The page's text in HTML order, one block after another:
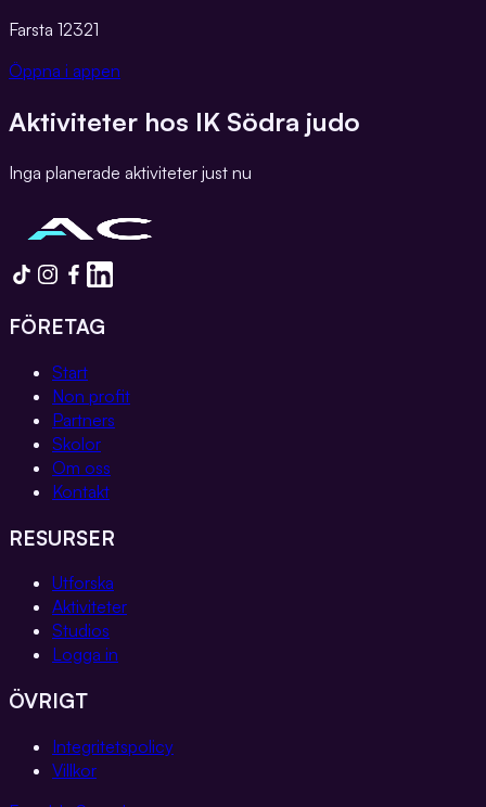
Farsta 12321
Öppna i appen
Aktiviteter hos IK Södra judo
Inga planerade aktiviteter just nu
FÖRETAG
Start
Non profit
Partners
Skolor
Om oss
Kontakt
RESURSER
Utforska
Aktiviteter
Studios
Logga in
ÖVRIGT
Integritetspolicy
Villkor